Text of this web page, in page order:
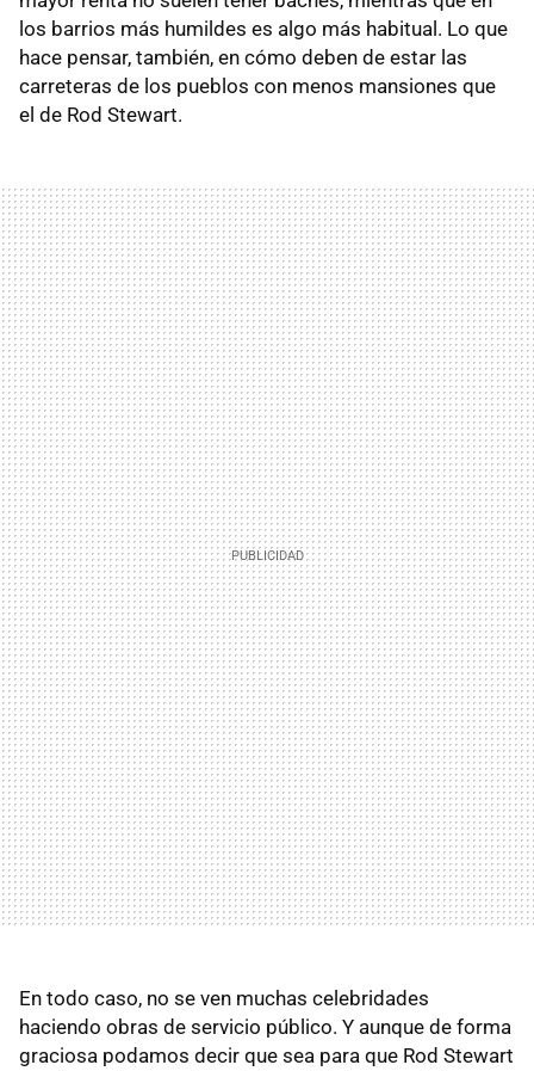
los barrios más humildes es algo más habitual. Lo que
hace pensar, también, en cómo deben de estar las
carreteras de los pueblos con menos mansiones que
el de Rod Stewart.
En todo caso, no se ven muchas celebridades
haciendo obras de servicio público. Y aunque de forma
graciosa podamos decir que sea para que Rod Stewart